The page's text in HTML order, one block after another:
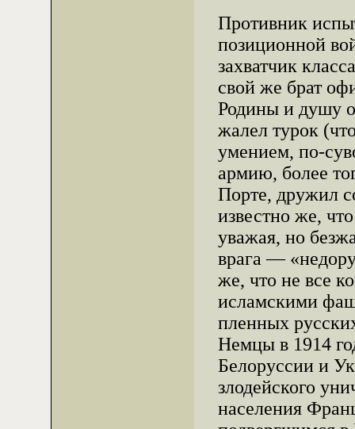
Противник
позиционной
захватчик
свой же брат
Родины и душу
жалел турок
умением, по-
армию, более
Порте, дружил
известно же,
уважая, но
врага —
же, что не все
исламскими
пленных
Немцы в 1914
Белоруссии и
злодейского
населения